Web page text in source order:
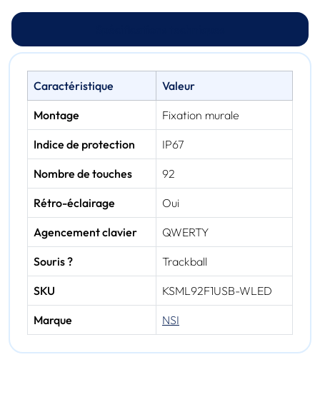
Caractéristique Valeur
Montage Fixation murale
Indice de protection IP67
Nombre de touches 92
Rétro-éclairage Oui
Agencement clavier QWERTY
Souris ? Trackball
SKU KSML92F1USB-WLED
Marque NSI